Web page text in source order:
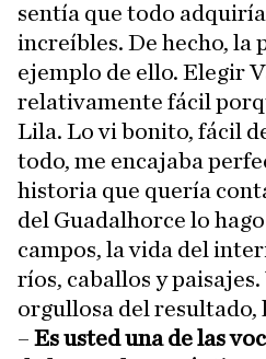
sentía que todo
increíbles. De hecho, la
ejemplo de ello. Elegir
relativamente fácil
Lila. Lo vi bonito, fácil
todo, me encajaba
historia que quería
del Guadalhorce lo
campos, la vida del
ríos, caballos y
orgullosa del resultado,
– Es usted una de las